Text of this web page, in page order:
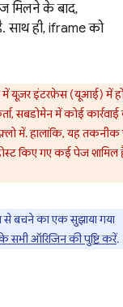
मिलने के बाद,
साथ ही, iframe को
में यूज़र इंटरफ़ेस (यूआई) में
सबडोमेन में कोई
में. हालांकि, यह तकनीक
किए गए कई पेज शामिल
बचने का एक सुझाया गया
ऑरिजिन की पुष्टि करें.